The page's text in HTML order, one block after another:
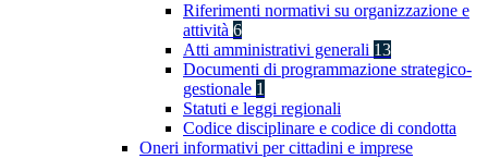
Riferimenti normativi su organizzazione e
attività 6
Atti amministrativi generali 13
Documenti di programmazione strategico-
gestionale 1
Statuti e leggi regionali
Codice disciplinare e codice di condotta
Oneri informativi per cittadini e imprese